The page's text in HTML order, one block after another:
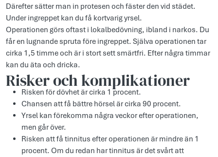
Därefter sätter man in protesen och fäster den vid städet.
Under ingreppet kan du få kortvarig yrsel.
Operationen görs oftast i lokalbedövning, ibland i narkos. Du
får en lugnande spruta före ingreppet. Själva operationen tar
cirka 1,5 timme och är i stort sett smärtfri. Efter några timmar
kan du äta och dricka.
Risker och komplikationer
Risken för dövhet är cirka 1 procent.
Chansen att få bättre hörsel är cirka 90 procent.
Yrsel kan förekomma några veckor efter operationen,
men går över.
Risken att få tinnitus efter operationen är mindre än 1
procent. Om du redan har tinnitus är det svårt att